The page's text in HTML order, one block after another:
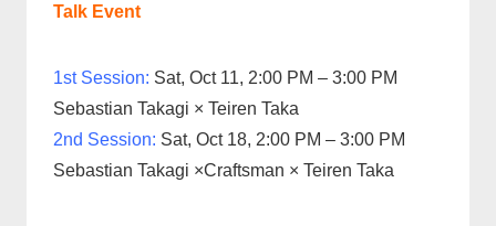
Talk Event
1st Session: Sat, Oct 11, 2:00 PM – 3:00 PM
Sebastian Takagi × Teiren Taka
2nd Session: Sat, Oct 18, 2:00 PM – 3:00 PM
Sebastian Takagi ×Craftsman × Teiren Taka